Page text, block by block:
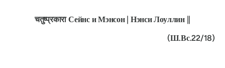
चतुष्प्रकारा Сейнс и Мэнсон | Нэнси Лоуллин ||
(Ш.Вс.22/18)